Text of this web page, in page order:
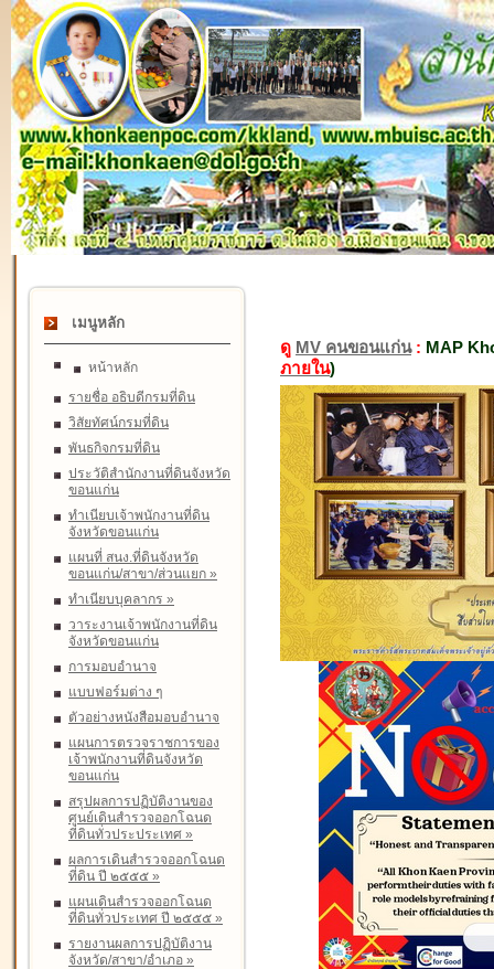
เมนูหลัก
หน้าหลัก
รายชื่อ อธิบดีกรมที่ดิน
วิสัยทัศน์กรมที่ดิน
พันธกิจกรมที่ดิน
ประวัติสำนักงานที่ดินจังหวัด
ขอนแก่น
ทำเนียบเจ้าพนักงานที่ดิน
จังหวัดขอนแก่น
แผนที่ สนง.ที่ดินจังหวัด
ขอนแก่น/สาขา/ส่วนแยก »
ทำเนียบบุคลากร »
วาระงานเจ้าพนักงานที่ดิน
จังหวัดขอนแก่น
การมอบอำนาจ
แบบฟอร์มต่าง ๆ
ตัวอย่างหนังสือมอบอำนาจ
แผนการตรวจราชการของ
เจ้าพนักงานที่ดินจังหวัด
ขอนแก่น
สรุปผลการปฏิบัติงานของ
ศูนย์เดินสำรวจออกโฉนด
ที่ดินทั่วประประเทศ »
ผลการเดินสำรวจออกโฉนด
ที่ดิน ปี ๒๕๕๕ »
แผนเดินสำรวจออกโฉนด
ที่ดินทั่วประเทศ ปี ๒๕๕๕ »
รายงานผลการปฏิบัติงาน
จังหวัด/สาขา/อำเภอ »
ดู MV คนขอนแก่น: MAP
ภายใน)